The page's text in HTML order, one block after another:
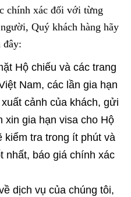
chính xác đối với từng
Quý khách hàng hãy
đây:
Hộ chiếu và các trang
Nam, các lần gia hạn
cảnh của khách, gửi
xin gia hạn visa cho Hộ
kiểm tra trong ít phút và
nhất, báo giá chính xác
dịch vụ của chúng tôi,